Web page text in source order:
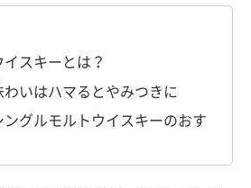
スキーとは？
わいはハマるとやみつきに
ングルモルトウイスキーのおす